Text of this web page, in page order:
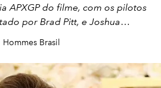
APXGP do filme, com os pilotos
por Brad Pitt, e Joshua
Damson Idris, embaixador da
os detalhes!
Brasil